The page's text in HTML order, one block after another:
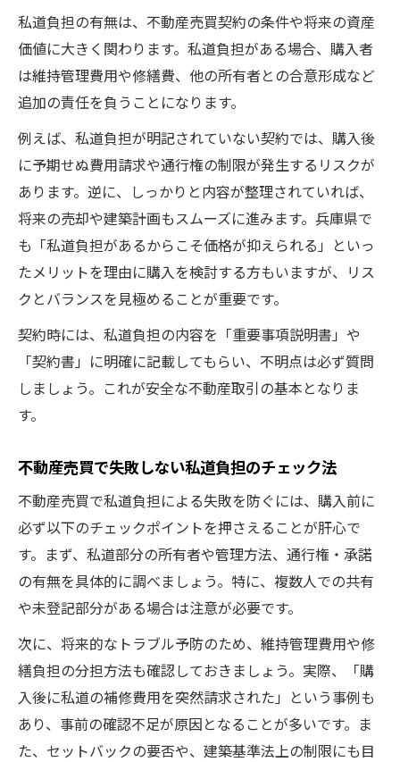
私道負担の有無は、不動産売買契約の条件や将来の資産
価値に大きく関わります。私道負担がある場合、購入者
は維持管理費用や修繕費、他の所有者との合意形成など
追加の責任を負うことになります。
例えば、私道負担が明記されていない契約では、購入後
に予期せぬ費用請求や通行権の制限が発生するリスクが
あります。逆に、しっかりと内容が整理されていれば、
将来の売却や建築計画もスムーズに進みます。兵庫県で
も「私道負担があるからこそ価格が抑えられる」といっ
たメリットを理由に購入を検討する方もいますが、リス
クとバランスを見極めることが重要です。
契約時には、私道負担の内容を「重要事項説明書」や
「契約書」に明確に記載してもらい、不明点は必ず質問
しましょう。これが安全な不動産取引の基本となりま
す。
不動産売買で失敗しない私道負担のチェック法
不動産売買で私道負担による失敗を防ぐには、購入前に
必ず以下のチェックポイントを押さえることが肝心で
す。まず、私道部分の所有者や管理方法、通行権・承諾
の有無を具体的に調べましょう。特に、複数人での共有
や未登記部分がある場合は注意が必要です。
次に、将来的なトラブル予防のため、維持管理費用や修
繕負担の分担方法も確認しておきましょう。実際、「購
入後に私道の補修費用を突然請求された」という事例も
あり、事前の確認不足が原因となることが多いです。ま
た、セットバックの要否や、建築基準法上の制限にも目